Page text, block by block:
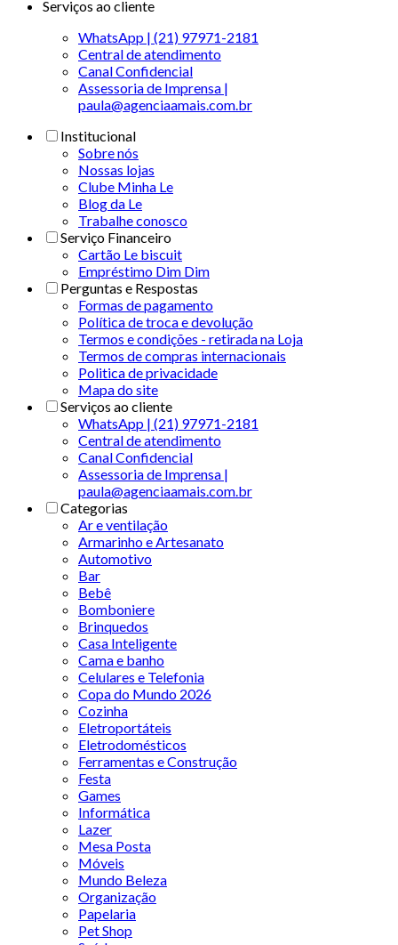
Serviços ao cliente
WhatsApp | (21) 97971-2181
Central de atendimento
Canal Confidencial
Assessoria de Imprensa |
paula@agenciaamais.com.br
Institucional
Sobre nós
Nossas lojas
Clube Minha Le
Blog da Le
Trabalhe conosco
Serviço Financeiro
Cartão Le biscuit
Empréstimo Dim Dim
Perguntas e Respostas
Formas de pagamento
Política de troca e devolução
Termos e condições - retirada na Loja
Termos de compras internacionais
Politica de privacidade
Mapa do site
Serviços ao cliente
WhatsApp | (21) 97971-2181
Central de atendimento
Canal Confidencial
Assessoria de Imprensa |
paula@agenciaamais.com.br
Categorias
Ar e ventilação
Armarinho e Artesanato
Automotivo
Bar
Bebê
Bomboniere
Brinquedos
Casa Inteligente
Cama e banho
Celulares e Telefonia
Copa do Mundo 2026
Cozinha
Eletroportáteis
Eletrodomésticos
Ferramentas e Construção
Festa
Games
Informática
Lazer
Mesa Posta
Móveis
Mundo Beleza
Organização
Papelaria
Pet Shop